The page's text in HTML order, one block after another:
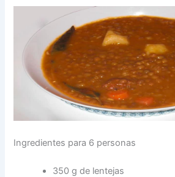
Ingredientes para 6 personas
350 g de lentejas